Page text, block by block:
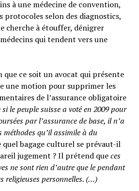
à une médecine de convention,
protocoles selon des diagnostics,
cherche à étouffer, dénigrer
qui tendent vers une
que ce soit un avocat qui présente
une motion pour supprimer les
de l’assurance obligatoire
si le peuple suisse a voté en 2009 pour
par l’assurance de base, il n’a
méthodes qu’il assimile à du
quel bagage culturel se prévaut-il
jugement ? Il prétend queces
ne sont rien d’autre que le pendant
religieuses personnelles. (…)